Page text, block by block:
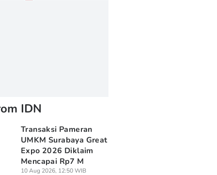
IDN
Transaksi Pameran
UMKM Surabaya Great
Expo 2026 Diklaim
Mencapai Rp7 M
10 Aug 2026, 12:50 WIB